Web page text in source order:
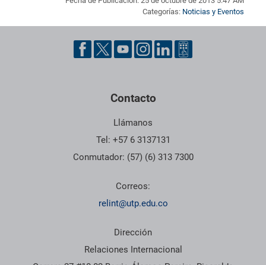
Categorías: Noticias y Eventos
Pie de página con información de contacto, redes sociales y
Contacto
Llámanos
Tel: +57 6 3137131
Conmutador: (57) (6) 313 7300
Correos:
relint@utp.edu.co
Dirección
Relaciones Internacional